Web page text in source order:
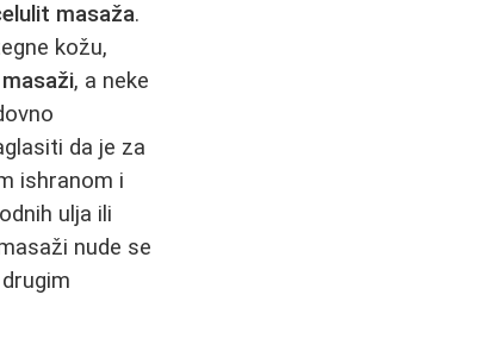
masaža.
kožu,
, a neke
da je za
ishranom i
ulja ili
nude se